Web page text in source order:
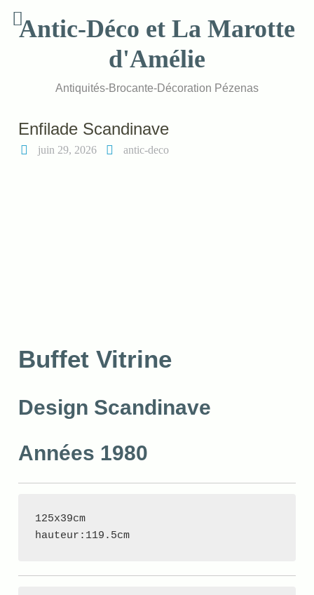
contentAntic-Déco et La Marotte
d'Amélie
Antiquités-Brocante-Décoration Pézenas
Enfilade Scandinave
juin 29, 2026 antic-deco
Buffet Vitrine
Design Scandinave
Années 1980
125x39cm
hauteur:119.5cm